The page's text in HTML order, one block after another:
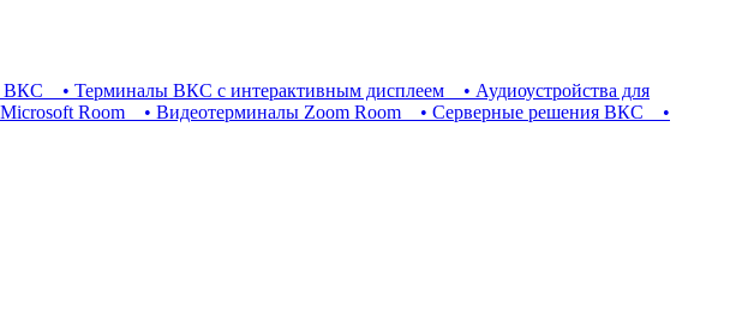
ВКС • Терминалы ВКС с интерактивным дисплеем
• Аудиоустройства для
Room • Видеотерминалы Zoom Room • Серверные решения ВКС
•